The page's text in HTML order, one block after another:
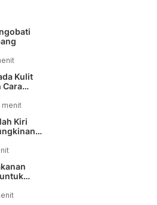
Kulit
Cara
menit
Kiri